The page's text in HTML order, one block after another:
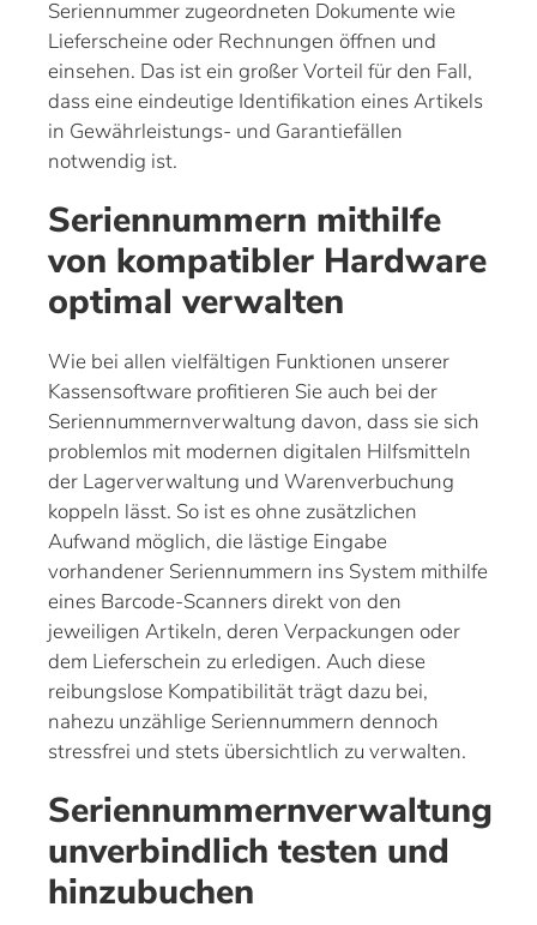
Seriennummer zugeordneten Dokumente wie
Lieferscheine oder Rechnungen öffnen und
einsehen. Das ist ein großer Vorteil für den Fall,
dass eine eindeutige Identifikation eines Artikels
in Gewährleistungs- und Garantiefällen
notwendig ist.
Seriennummern mithilfe
von kompatibler Hardware
optimal verwalten
Wie bei allen vielfältigen Funktionen unserer
Kassensoftware profitieren Sie auch bei der
Seriennummernverwaltung davon, dass sie sich
problemlos mit modernen digitalen Hilfsmitteln
der Lagerverwaltung und Warenverbuchung
koppeln lässt. So ist es ohne zusätzlichen
Aufwand möglich, die lästige Eingabe
vorhandener Seriennummern ins System mithilfe
eines Barcode-Scanners direkt von den
jeweiligen Artikeln, deren Verpackungen oder
dem Lieferschein zu erledigen. Auch diese
reibungslose Kompatibilität trägt dazu bei,
nahezu unzählige Seriennummern dennoch
stressfrei und stets übersichtlich zu verwalten.
Seriennummernverwaltung
unverbindlich testen und
hinzubuchen